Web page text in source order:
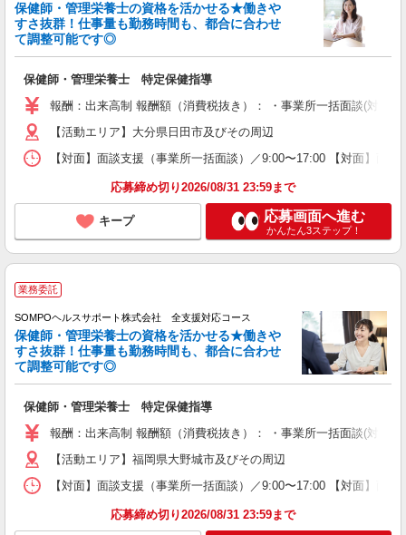
保健師・管理栄養士の資格を活かせる★働きや
すさ抜群！仕事量も勤務時間も、都合に合わせ
て調整可能です◎
保健師・管理栄養士 特定保健指導
報酬：出来高制 報酬額（消費税抜き）： ・事業所一括面談(対
【活動エリア】大分県日田市及びその周辺
【対面】面談支援（事業所一括面談）／9:00〜17:00 【対面】面
応募締め切り2026/08/31 23:59まで
キープ 応募画面へ進む
かんたん3ステップ！
業務委託
SOMPOヘルスサポート株式会社 全支援対応コース
保健師・管理栄養士の資格を活かせる★働きや
すさ抜群！仕事量も勤務時間も、都合に合わせ
て調整可能です◎
保健師・管理栄養士 特定保健指導
報酬：出来高制 報酬額（消費税抜き）： ・事業所一括面談(対
【活動エリア】福岡県大野城市及びその周辺
【対面】面談支援（事業所一括面談）／9:00〜17:00 【対面】面
応募締め切り2026/08/31 23:59まで